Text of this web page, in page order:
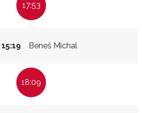
17:53
Beneš Michal
15:19
18:09